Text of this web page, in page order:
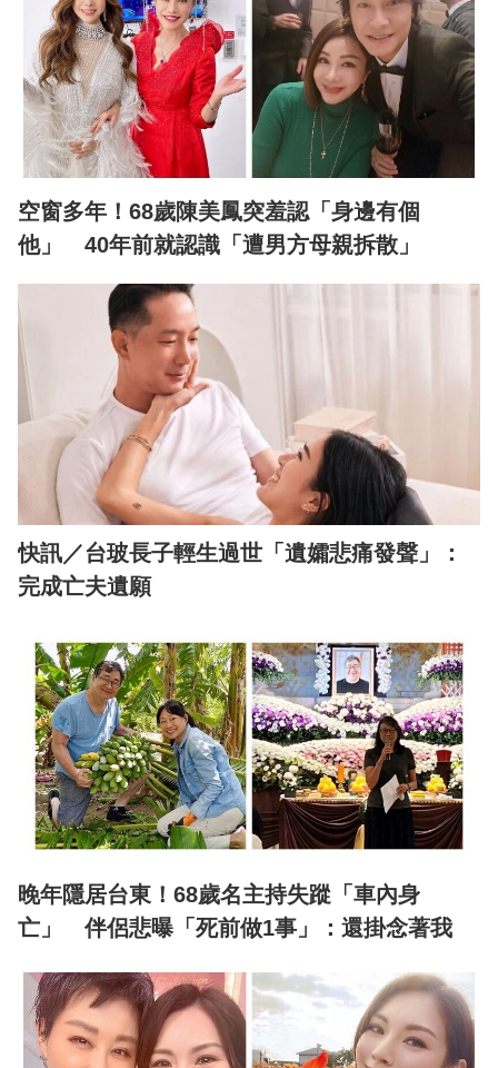
空窗多年！68歲陳美鳳突羞認「身邊有個
他」 40年前就認識「遭男方母親拆散」
快訊／台玻長子輕生過世「遺孀悲痛發聲」：
完成亡夫遺願
晚年隱居台東！68歲名主持失蹤「車內身
亡」 伴侶悲曝「死前做1事」：還掛念著我